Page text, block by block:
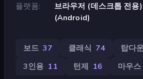
플랫폼
브라우저 (데스크톱 전
(Android)
보드 37 클래식 74 탑다
3인용 11 턴제 16 마우스